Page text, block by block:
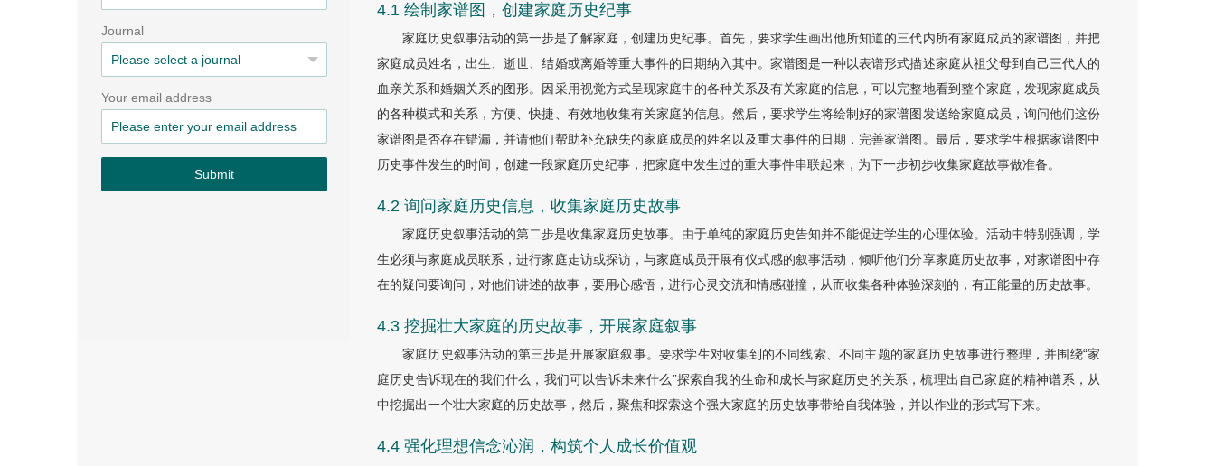
Journal
Your email address
Submit
4.1 绘制家谱图，创建家庭历史纪事
家庭历史叙事活动的第一步是了解家庭，创建历史纪事。首先，要求学生画出他所知道的三代内所有家庭成员的家谱图，并把
家庭成员姓名，出生、逝世、结婚或离婚等重大事件的日期纳入其中。家谱图是一种以表谱形式描述家庭从祖父母到自己三代人的
血亲关系和婚姻关系的图形。因采用视觉方式呈现家庭中的各种关系及有关家庭的信息，可以完整地看到整个家庭，发现家庭成员
的各种模式和关系，方便、快捷、有效地收集有关家庭的信息。然后，要求学生将绘制好的家谱图发送给家庭成员，询问他们这份
家谱图是否存在错漏，并请他们帮助补充缺失的家庭成员的姓名以及重大事件的日期，完善家谱图。最后，要求学生根据家谱图中
历史事件发生的时间，创建一段家庭历史纪事，把家庭中发生过的重大事件串联起来，为下一步初步收集家庭故事做准备。
4.2 询问家庭历史信息，收集家庭历史故事
家庭历史叙事活动的第二步是收集家庭历史故事。由于单纯的家庭历史告知并不能促进学生的心理体验。活动中特别强调，学
生必须与家庭成员联系，进行家庭走访或探访，与家庭成员开展有仪式感的叙事活动，倾听他们分享家庭历史故事，对家谱图中存
在的疑问要询问，对他们讲述的故事，要用心感悟，进行心灵交流和情感碰撞，从而收集各种体验深刻的，有正能量的历史故事。
4.3 挖掘壮大家庭的历史故事，开展家庭叙事
家庭历史叙事活动的第三步是开展家庭叙事。要求学生对收集到的不同线索、不同主题的家庭历史故事进行整理，并围绕“家
庭历史告诉现在的我们什么，我们可以告诉未来什么”探索自我的生命和成长与家庭历史的关系，梳理出自己家庭的精神谱系，从
中挖掘出一个壮大家庭的历史故事，然后，聚焦和探索这个强大家庭的历史故事带给自我体验，并以作业的形式写下来。
4.4 强化理想信念沁润，构筑个人成长价值观